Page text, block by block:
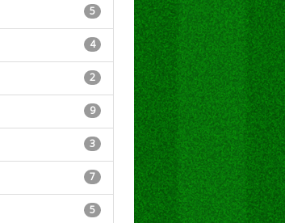
5
4
2
9
3
7
5